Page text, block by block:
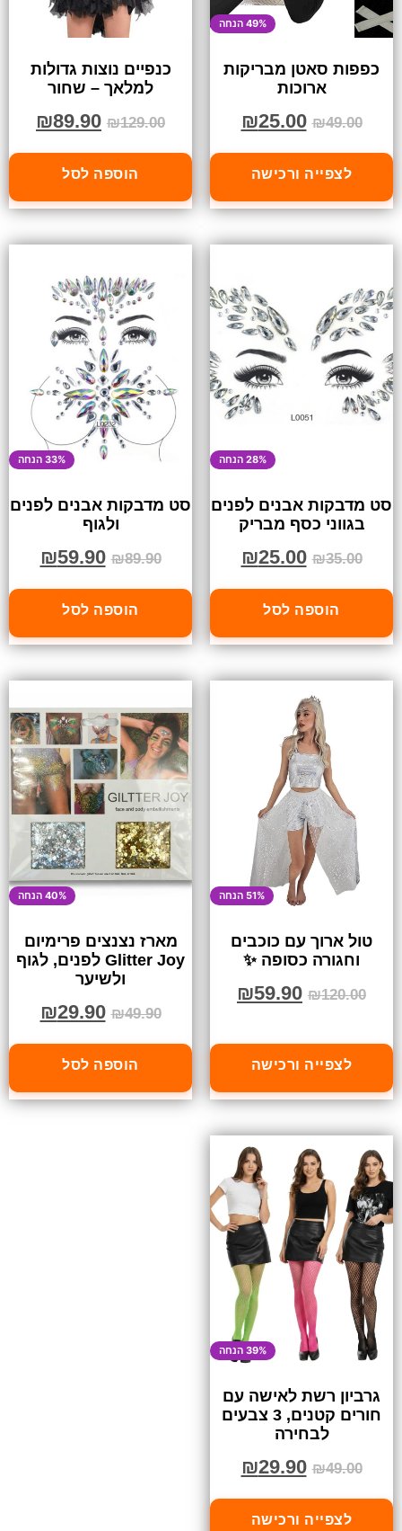
49% הנחה
כפפות סאטן מבריקות
ארוכות
₪49.00
₪25.00
לצפייה ורכישה
כנפיים נוצות גדולות
למלאך – שחור
₪129.00
₪89.90
הוספה לסל
28% הנחה
סט מדבקות אבנים לפנים
בגווני כסף מבריק
₪35.00
₪25.00
הוספה לסל
33% הנחה
סט מדבקות אבנים לפנים
ולגוף
₪89.90
₪59.90
הוספה לסל
51% הנחה
טול ארוך עם כוכבים
וחגורה כסופה ✨
₪120.00
₪59.90
לצפייה ורכישה
40% הנחה
מארז נצנצים פרימיום
Glitter Joy לפנים, לגוף
ולשיער
₪49.90
₪29.90
הוספה לסל
39% הנחה
גרביון רשת לאישה עם
חורים קטנים, 3 צבעים
לבחירה
₪49.00
₪29.90
לצפייה ורכישה